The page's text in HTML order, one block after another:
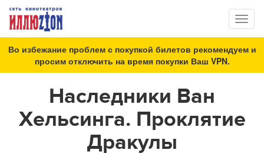
Во избежание проблем с покупкой билетов рекомендуем и
просим отключить на время покупки Ваш VPN.
Наследники Ван
Хельсинга. Проклятие
Дракулы